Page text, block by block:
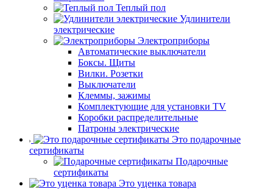
Теплый пол
Удлинители
электрические
Электроприборы
Автоматические выключатели
Боксы. Щиты
Вилки. Розетки
Выключатели
Клеммы, зажимы
Комплектующие для установки TV
Коробки распределительные
Патроны электрические
Это подарочные
сертификаты
Подарочные
сертификаты
Это уценка товара